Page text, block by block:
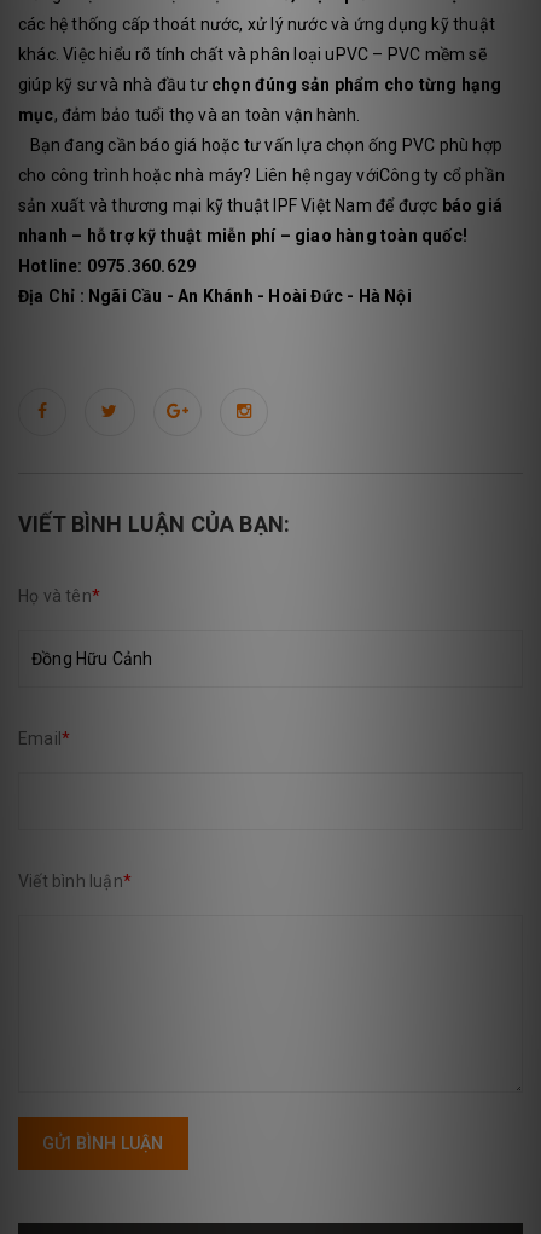
các hệ thống cấp thoát nước, xử lý nước và ứng dụng kỹ thuật
khác. Việc hiểu rõ tính chất và phân loại uPVC – PVC mềm sẽ
giúp kỹ sư và nhà đầu tư chọn đúng sản phẩm cho từng hạng
mục, đảm bảo tuổi thọ và an toàn vận hành.
Bạn đang cần báo giá hoặc tư vấn lựa chọn ống PVC phù hợp
cho công trình hoặc nhà máy? Liên hệ ngay vớiCông ty cổ phần
sản xuất và thương mại kỹ thuật IPF Việt Nam để được báo giá
nhanh – hỗ trợ kỹ thuật miễn phí – giao hàng toàn quốc!
Hotline: 0975.360.629
Địa Chỉ : Ngãi Cầu - An Khánh - Hoài Đức - Hà Nội
VIẾT BÌNH LUẬN CỦA BẠN:
Họ và tên*
Email *
Viết bình luận*
GỬI BÌNH LUẬN